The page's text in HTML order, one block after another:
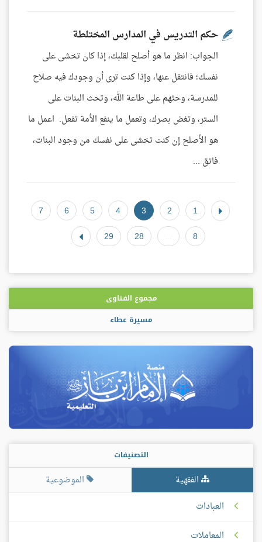
حكم التدريس في المدارس المختلطة
الجواب: انظر ما هو أصلح لقلبك، إذا كان تخشى على
نفسك؛ فانتقل عنها، وإذا كنت ترى أن وجودك فيه صلاح
للمدرسة، وحثهم على طاعة الله، وتحث البنات على
الستر، وتغض بصرك، وتعمل ما ينفع الأمة تفعل. اعمل ما
هو الأصلح إن كنت تخشى على نفسك من وجود البنات،
فاتق ...
1
2
3
4
5
6
7
8
28
29
مجموع الفتاوى
مسيرة عطاء
التصنيفات
الفقهية
الموضوعية
العبادات
المعاملات